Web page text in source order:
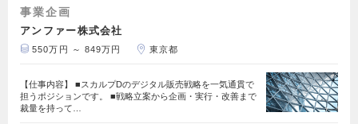
事業企画
アンファー株式会社
550万円 ～ 849万円 東京都
【仕事内容】 ■スカルプDのデジタル販売戦略を一気通貫で
担うポジションです。 ■戦略立案から企画・実行・改善まで
裁量を持って…